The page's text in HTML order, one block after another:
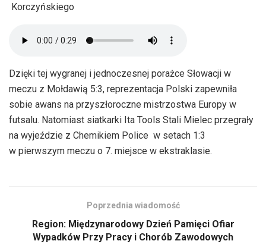
Korczyńskiego
Dzięki tej wygranej i jednoczesnej porażce Słowacji w
meczu z Mołdawią 5:3, reprezentacja Polski zapewniła
sobie awans na przyszłoroczne mistrzostwa Europy w
futsalu. Natomiast siatkarki Ita Tools Stali Mielec przegrały
na wyjeździe z Chemikiem Police w setach 1:3
w pierwszym meczu o 7. miejsce w ekstraklasie.
Poprzednia wiadomość
Region: Międzynarodowy Dzień Pamięci Ofiar
Wypadków Przy Pracy i Chorób Zawodowych